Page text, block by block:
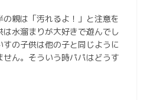
親は「汚れるよ！」と注意を
水溜まりが大好きで遊んでし
の子供は他の子と同じように
ん。そういう時パパはどうす